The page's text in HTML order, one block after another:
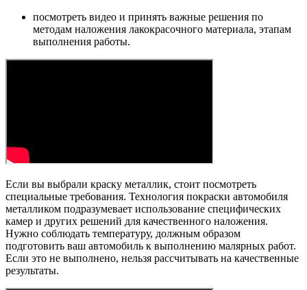
посмотреть видео и принять важные решения по
методам наложения лакокрасочного материала, этапам
выполнения работы.
Если вы выбрали краску металлик, стоит посмотреть
специальные требования. Технология покраски автомобиля
металликом подразумевает использование специфических
камер и других решений для качественного наложения.
Нужно соблюдать температуру, должным образом
подготовить ваш автомобиль к выполнению малярных работ.
Если это не выполнено, нельзя рассчитывать на качественные
результаты.